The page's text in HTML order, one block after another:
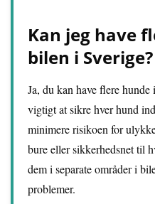
Kan jeg have
bilen i Sverige?
Ja, du kan have flere
vigtigt at sikre hver hund
minimere risikoen for
bure eller sikkerhedsnet til
dem i separate områder i
problemer.